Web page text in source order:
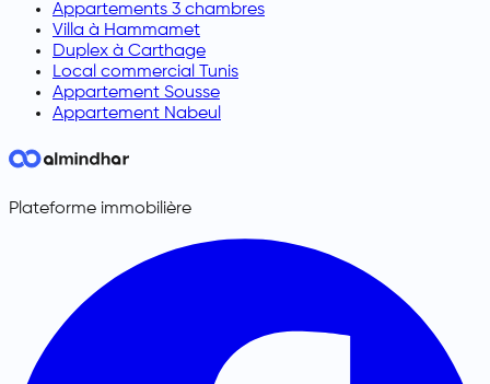
Appartements 3 chambres
Villa à Hammamet
Duplex à Carthage
Local commercial Tunis
Appartement Sousse
Appartement Nabeul
Plateforme immobilière